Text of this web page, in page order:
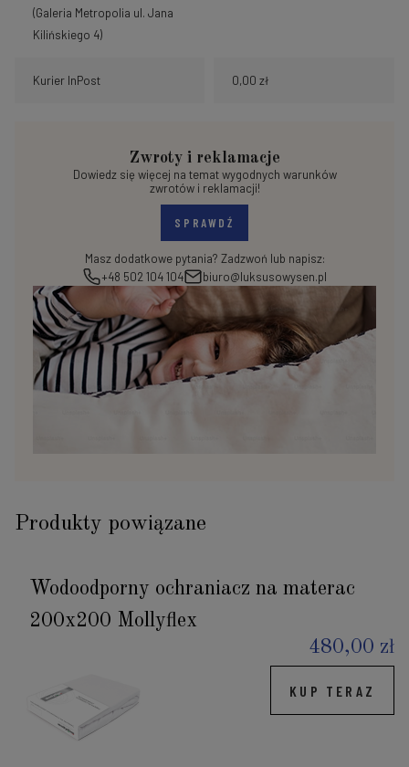
(Galeria Metropolia ul. Jana
Kilińskiego 4)
Kurier InPost 0,00 zł
Zwroty i reklamacje
Dowiedz się więcej na temat wygodnych warunków
zwrotów i reklamacji!
SPRAWDŹ
Masz dodatkowe pytania? Zadzwoń lub napisz:
+48 502 104 104
biuro@luksusowysen.pl
Produkty powiązane
Wodoodporny ochraniacz na materac
200x200 Mollyflex
480,00 zł
KUP TERAZ